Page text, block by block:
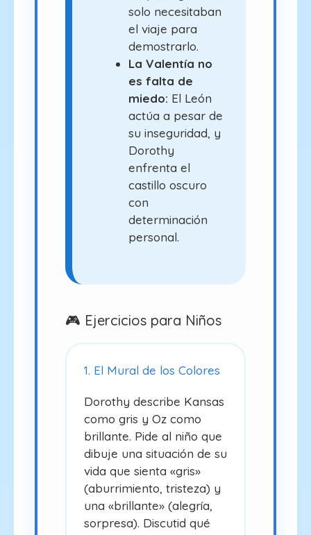
solo necesitaban
el viaje para
demostrarlo.
La Valentía no
es falta de
miedo: El León
actúa a pesar de
su inseguridad, y
Dorothy
enfrenta el
castillo oscuro
con
determinación
personal.
🎮 Ejercicios para Niños
1. El Mural de los Colores
Dorothy describe Kansas
como gris y Oz como
brillante. Pide al niño que
dibuje una situación de su
vida que sienta «gris»
(aburrimiento, tristeza) y
una «brillante» (alegría,
sorpresa). Discutid qué